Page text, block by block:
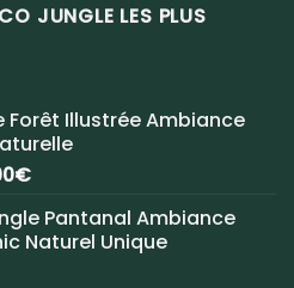
JUNGLE LES PLUS
Forêt Illustrée Ambiance
€Plage
prix :
13.00€
Pantanal Ambiance
Naturel Unique